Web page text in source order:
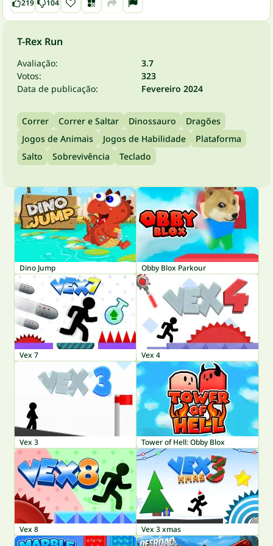
219 104
T-Rex Run
Avaliação:
3.7
Votos:
323
Data de publicação:
Fevereiro 2024
Correr Correr e Saltar Dinossauro
Dragões
Jogos de Animais
Jogos de Habilidade
Plataforma
Salto
Sobrevivência Teclado
Dino Jump Obby Blox Parkour
Vex 7 Vex 4
Vex 3 Tower of Hell: Obby Blox
Vex 8 Vex 3 xmas